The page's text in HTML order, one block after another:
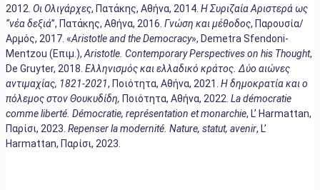
2012. Οι Ολιγάρχες, Πατάκης, Αθήνα, 2014. Η Συριζαία Αριστερά ως
“νέα δεξιά”, Πατάκης, Αθήνα, 2016. Γνώση και μέθοδος, Παρουσία/
Αρμός, 2017. «Aristotle and the Democracy», Demetra Sfendoni-
Mentzou (Επιμ.), Aristotle. Contemporary Perspectives on his Thought,
De Gruyter, 2018. Ελληνισμόςκαι ελλαδικό κράτος Δύο αιώνες
αντιμαχίας, 1821-2021, Ποιότητα, Αθήνα, 2021. Η δημοκρατία και ο
πόλεμος στον Θουκυδίδη, Ποιότητα, Αθήνα, 2022. La démocratie
comme liberté. Démocratie, représentation et monarchie, L’ Harmattan,
Παρίσι, 2023. Repenser la modernité. Nature, statut, avenir, L’
Harmattan, Παρίσι, 2023.